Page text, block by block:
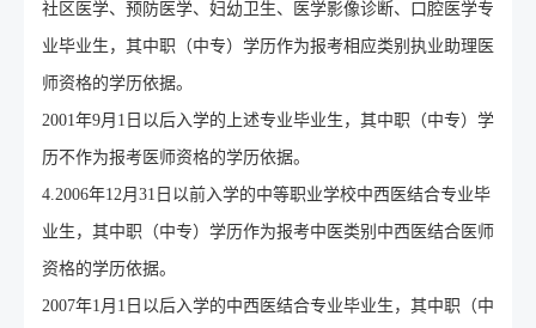
社区医学、预防医学、妇幼卫生、医学影像诊断、口腔医学专
业毕业生，其中职（中专）学历作为报考相应类别执业助理医
师资格的学历依据。
2001年9月1日以后入学的上述专业毕业生，其中职（中专）学
历不作为报考医师资格的学历依据。
4.2006年12月31日以前入学的中等职业学校中西医结合专业毕
业生，其中职（中专）学历作为报考中医类别中西医结合医师
资格的学历依据。
2007年1月1日以后入学的中西医结合专业毕业生，其中职（中